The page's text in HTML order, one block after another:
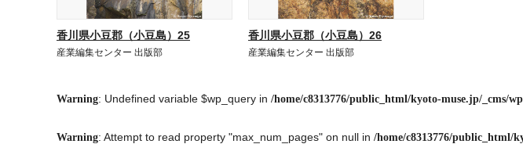
香川県小豆郡（小豆島）25
産業編集センター 出版部
香川県小豆郡（小豆島）26
産業編集センター 出版部
Warning: Undefined variable $wp_query in /home/c8313776/public_html/kyoto-muse.jp/_cms/
Warning: Attempt to read property "max_num_pages" on null in /home/c8313776/public_html/